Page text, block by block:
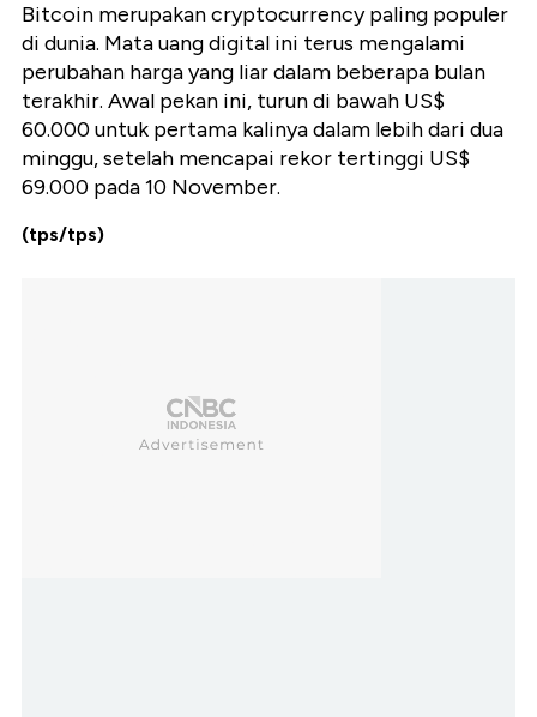
Bitcoin merupakan cryptocurrency paling populer
di dunia. Mata uang digital ini terus mengalami
perubahan harga yang liar dalam beberapa bulan
terakhir. Awal pekan ini, turun di bawah US$
60.000 untuk pertama kalinya dalam lebih dari dua
minggu, setelah mencapai rekor tertinggi US$
69.000 pada 10 November.
(tps/tps)